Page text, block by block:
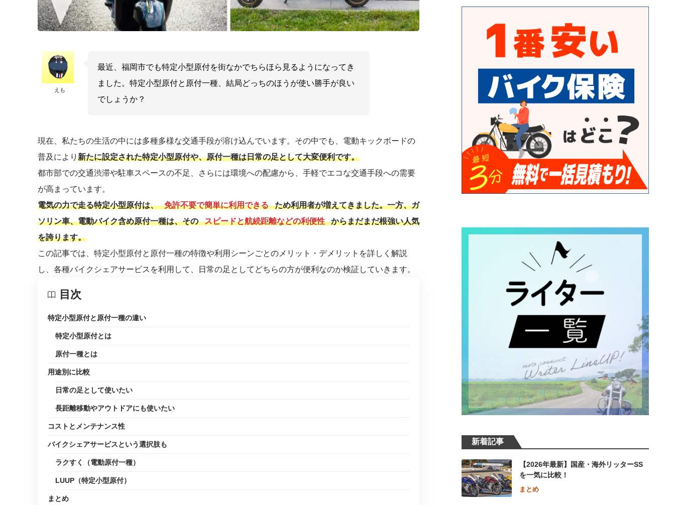
えも
最近、福岡市でも特定小型原付を街なかでちらほら見るようになってき
ました。特定小型原付と原付一種、結局どっちのほうが使い勝手が良い
でしょうか？
現在、私たちの生活の中には多種多様な交通手段が溶け込んでいます。その中でも、電動キックボードの
普及により新たに設定された特定小型原付や、原付一種は日常の足として大変便利です。
都市部での交通渋滞や駐車スペースの不足、さらには環境への配慮から、手軽でエコな交通手段への需要
が高まっています。
電気の力で走る特定小型原付は、
免許不要で簡単に利用できる
ため利用者が増えてきました。一方、ガ
ソリン車、電動バイク含め原付一種は、その
スピードと航続距離などの利便性
からまだまだ根強い人気
を誇ります。
この記事では、特定小型原付と原付一種の特徴や利用シーンごとのメリット・デメリットを詳しく解説
し、各種バイクシェアサービスを利用して、日常の足としてどちらの方が便利なのか検証していきます。
目次
特定小型原付と原付一種の違い
特定小型原付とは
原付一種とは
用途別に比較
日常の足として使いたい
長距離移動やアウトドアにも使いたい
コストとメンテナンス性
バイクシェアサービスという選択肢も
ラクすく（電動原付一種）
LUUP（特定小型原付）
まとめ
新着記事
【2026年最新】国産・海外リッターSS
を一気に比較！
まとめ